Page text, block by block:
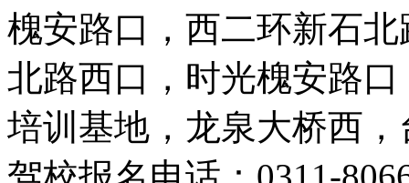
槐安路口，西二环新石
北路西口，时光槐安路
培训基地，龙泉大桥西